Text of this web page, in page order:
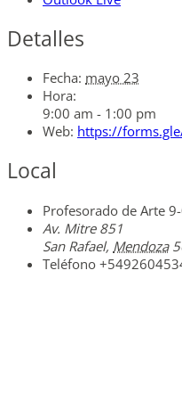
Detalles
Fecha: mayo 23
Hora:
9:00 am - 1:00 pm
Web: https://forms.gle/
Local
Profesorado de Arte
Av. Mitre 851
San Rafael, Mendoza
Teléfono